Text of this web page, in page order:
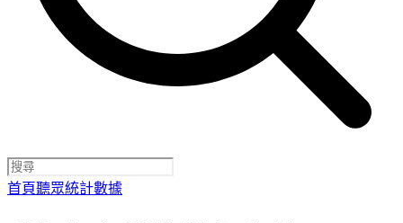
首頁聽眾統計數據